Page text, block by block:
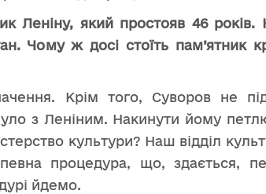
Леніну, який простояв 46 років.
Чому ж досі стоїть пам’ятник
Крім того, Суворов не
з Леніним. Накинути йому
культури? Наш відділ
процедура, що, здається,
йдемо.